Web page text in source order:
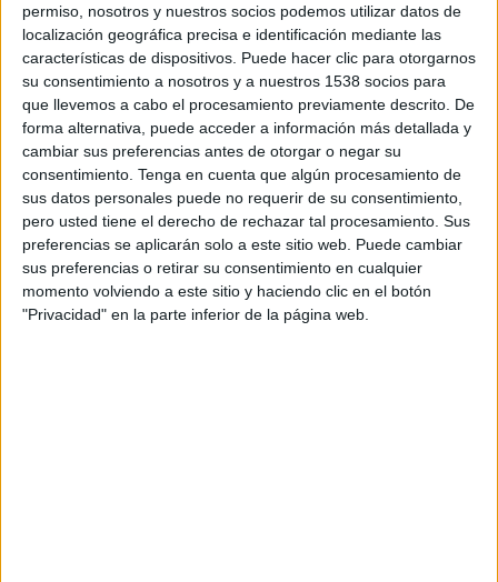
permiso, nosotros y nuestros socios podemos utilizar datos de
localización geográfica precisa e identificación mediante las
características de dispositivos. Puede hacer clic para otorgarnos
su consentimiento a nosotros y a nuestros 1538 socios para
que llevemos a cabo el procesamiento previamente descrito. De
forma alternativa, puede acceder a información más detallada y
cambiar sus preferencias antes de otorgar o negar su
consentimiento. Tenga en cuenta que algún procesamiento de
sus datos personales puede no requerir de su consentimiento,
pero usted tiene el derecho de rechazar tal procesamiento. Sus
preferencias se aplicarán solo a este sitio web. Puede cambiar
sus preferencias o retirar su consentimiento en cualquier
momento volviendo a este sitio y haciendo clic en el botón
"Privacidad" en la parte inferior de la página web.
Durant la reunió amb el sector gironí, el
Departament també ha explicat com es
gestionaran els ajuts d'11 MEUR procedents del
fons de contingència. La intenció –ha avançat
Sánchez- és que la Generalitat publiqui l'ordre
en un termini màxim d'un mes i que, a partir
d'aquí, els afectats ja puguin sol·licitar-los.
Se'n preveuen de dos tipus: o bé subvencions
directes o bé crèdits bonificats (en aquest
darrer cas, per cobrir la reconstrucció de les